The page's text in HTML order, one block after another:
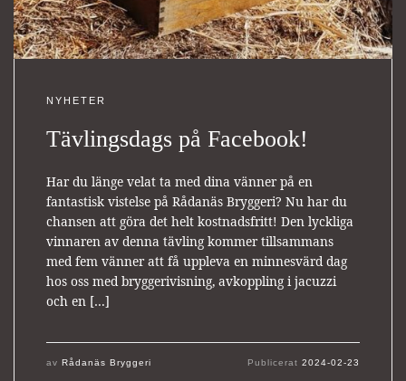
NYHETER
Tävlingsdags på Facebook!
Har du länge velat ta med dina vänner på en
fantastisk vistelse på Rådanäs Bryggeri? Nu har du
chansen att göra det helt kostnadsfritt! Den lyckliga
vinnaren av denna tävling kommer tillsammans
med fem vänner att få uppleva en minnesvärd dag
hos oss med bryggerivisning, avkoppling i jacuzzi
och en […]
av Rådanäs Bryggeri Publicerat2024-02-23